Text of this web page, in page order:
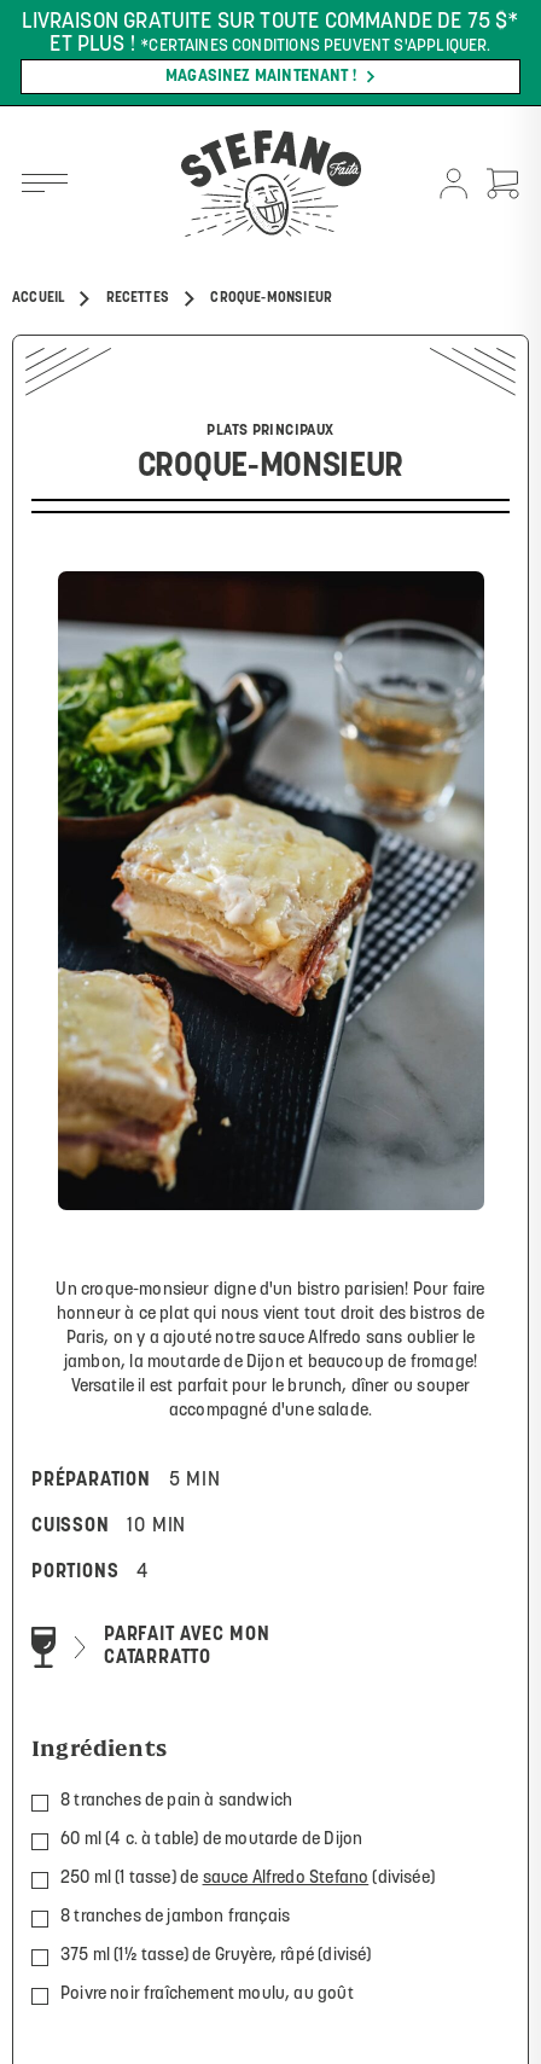
LIVRAISON GRATUITE SUR TOUTE COMMANDE DE 75 $*
ET PLUS ! *CERTAINES CONDITIONS PEUVENT S'APPLIQUER.
MAGASINEZ MAINTENANT !
ACCUEIL RECETTES CROQUE-MONSIEUR
PLATS PRINCIPAUX
CROQUE-MONSIEUR
Un croque-monsieur digne d'un bistro parisien! Pour faire
honneur à ce plat qui nous vient tout droit des bistros de
Paris, on y a ajouté notre sauce Alfredo sans oublier le
jambon, la moutarde de Dijon et beaucoup de fromage!
Versatile il est parfait pour le brunch, dîner ou souper
accompagné d'une salade.
PRÉPARATION 5 MIN
CUISSON 10 MIN
PORTIONS 4
PARFAIT AVEC MON
CATARRATTO
Ingrédients
8 tranches de pain à sandwich
60 ml (4 c. à table) de moutarde de Dijon
250 ml (1 tasse) de sauce Alfredo Stefano (divisée)
8 tranches de jambon français
375 ml (1½ tasse) de Gruyère, râpé (divisé)
Poivre noir fraîchement moulu, au goût